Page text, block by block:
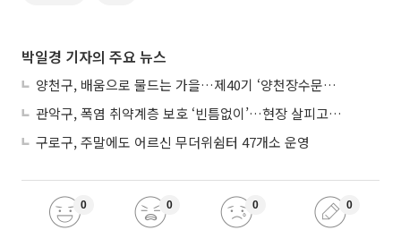
박일경 기자의 주요 뉴스
양천구, 배움으로 물드는 가을…제40기 ‘양천장수문화대학’ 수강생 모집
관악구, 폭염 취약계층 보호 ‘빈틈없이’…현장 살피고 지원 넓힌다
구로구, 주말에도 어르신 무더위쉼터 47개소 운영
0 0 0 0